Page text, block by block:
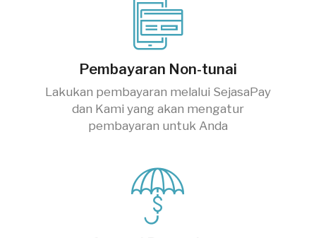
Pembayaran Non-tunai
Lakukan pembayaran melalui SejasaPay
dan Kami yang akan mengatur
pembayaran untuk Anda